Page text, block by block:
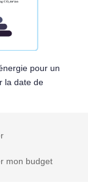
pour un
la date de
mon budget